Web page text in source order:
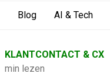
Blog AI & Tech
›KLANTCONTACT & CX
min lezen